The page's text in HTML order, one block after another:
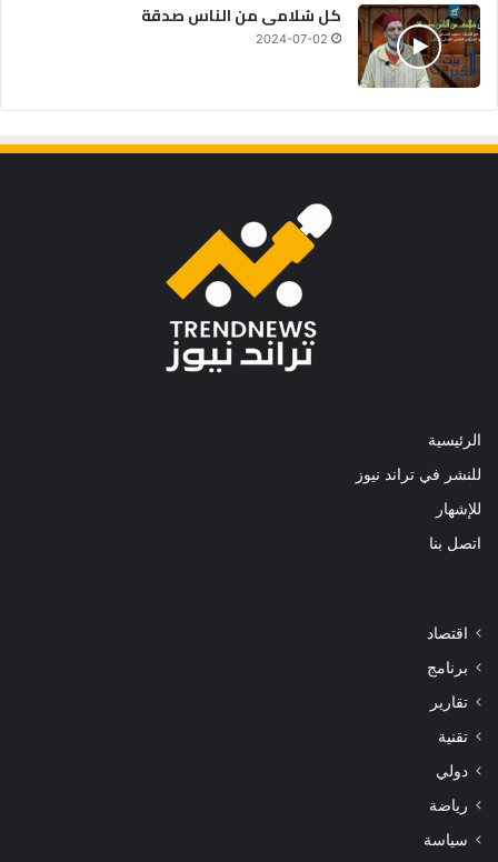
كل سُلامى من الناس صدقة
2024-07-02
الرئيسية
للنشر في تراند نيوز
للإشهار
اتصل بنا
اقتصاد
برنامج
تقارير
تقنية
دولي
رياضة
سياسة